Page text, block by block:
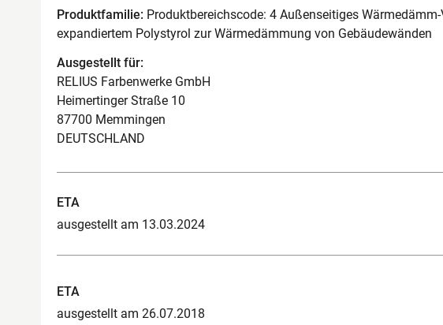
Produktfamilie: Produktbereichscode: 4 Außenseitiges
expandiertem Polystyrol zur Wärmedämmung von Gebäudewänden
Ausgestellt für:
RELIUS Farbenwerke GmbH
Heimertinger Straße 10
87700 Memmingen
DEUTSCHLAND
ETA
ausgestellt am 13.03.2024
ETA
ausgestellt am 26.07.2018